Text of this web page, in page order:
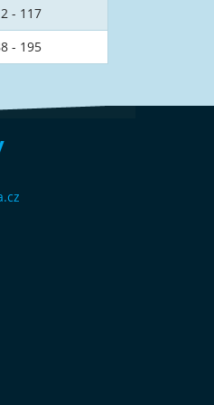
- 117
- 195